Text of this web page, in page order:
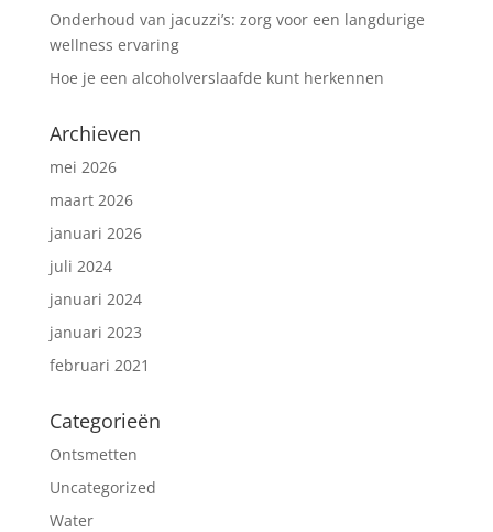
Onderhoud van jacuzzi’s: zorg voor een langdurige
wellness ervaring
Hoe je een alcoholverslaafde kunt herkennen
Archieven
mei 2026
maart 2026
januari 2026
juli 2024
januari 2024
januari 2023
februari 2021
Categorieën
Ontsmetten
Uncategorized
Water